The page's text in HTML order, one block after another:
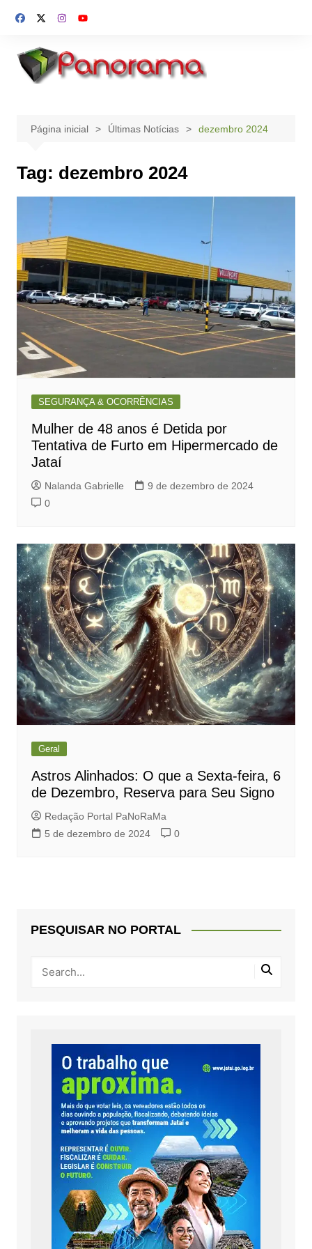
para
conteúdo
Página inicial Últimas Notícias dezembro 2024
Tag: dezembro 2024
SEGURANÇA & OCORRÊNCIAS
Mulher de 48 anos é Detida por
Tentativa de Furto em Hipermercado de
Jataí
Nalanda Gabrielle
9 de dezembro de 2024
0
Geral
Astros Alinhados: O que a Sexta-feira, 6
de Dezembro, Reserva para Seu Signo
Redação Portal PaNoRaMa
5 de dezembro de 2024
0
PESQUISAR NO PORTAL